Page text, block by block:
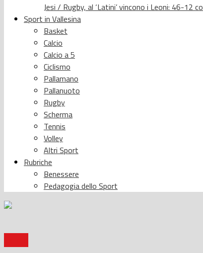
Jesi / Rugby, al ‘Latini’ vincono i Leoni: 46-12
Sport in Vallesina
Basket
Calcio
Calcio a 5
Ciclismo
Pallamano
Pallanuoto
Rugby
Scherma
Tennis
Volley
Altri Sport
Rubriche
Benessere
Pedagogia dello Sport